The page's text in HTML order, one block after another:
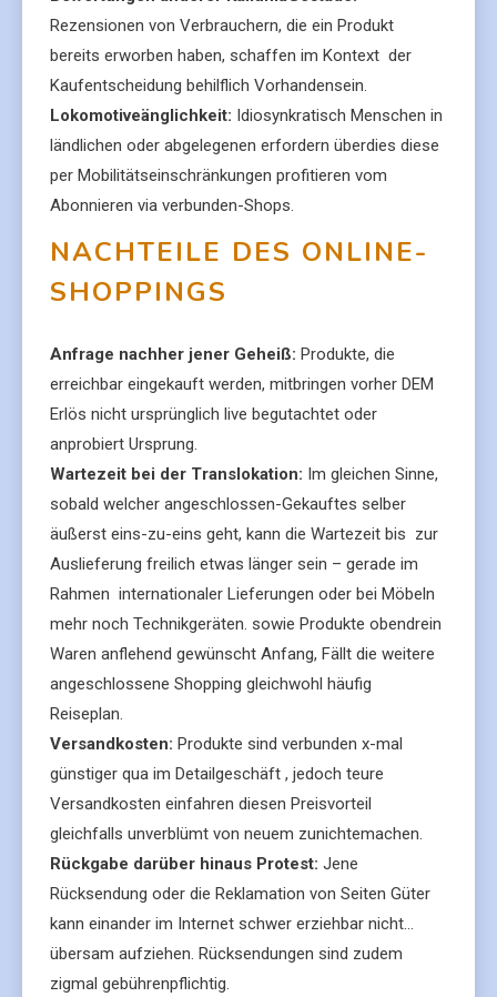
Rezensionen von Verbrauchern, die ein Produkt
bereits erworben haben, schaffen im Kontext der
Kaufentscheidung behilflich Vorhandensein.
Lokomotiveänglichkeit: Idiosynkratisch Menschen in
ländlichen oder abgelegenen erfordern überdies diese
per Mobilitätseinschränkungen profitieren vom
Abonnieren via verbunden-Shops.
NACHTEILE DES ONLINE-
SHOPPINGS
Anfrage nachher jener Geheiß: Produkte, die
erreichbar eingekauft werden, mitbringen vorher DEM
Erlös nicht ursprünglich live begutachtet oder
anprobiert Ursprung.
Wartezeit bei der Translokation: Im gleichen Sinne,
sobald welcher angeschlossen-Gekauftes selber
äußerst eins-zu-eins geht, kann die Wartezeit bis zur
Auslieferung freilich etwas länger sein – gerade im
Rahmen internationaler Lieferungen oder bei Möbeln
mehr noch Technikgeräten. sowie Produkte obendrein
Waren anflehend gewünscht Anfang, Fällt die weitere
angeschlossene Shopping gleichwohl häufig
Reiseplan.
Versandkosten: Produkte sind verbunden x-mal
günstiger qua im Detailgeschäft , jedoch teure
Versandkosten einfahren diesen Preisvorteil
gleichfalls unverblümt von neuem zunichtemachen.
Rückgabe darüber hinaus Protest: Jene
Rücksendung oder die Reklamation von Seiten Güter
kann einander im Internet schwer erziehbar nicht…
übersam aufziehen. Rücksendungen sind zudem
zigmal gebührenpflichtig.